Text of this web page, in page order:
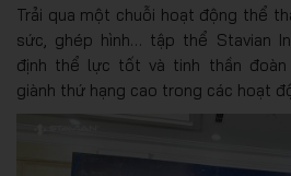
Trải qua một chuỗi hoạt động thể
sức, ghép hình… tập thể Stavian
định thể lực tốt và tinh thần
giành thứ hạng cao trong các hoạt